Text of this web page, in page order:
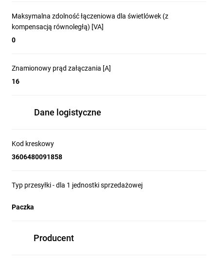
Maksymalna zdolność łączeniowa dla świetlówek (z
kompensacją równoległą) [VA]
0
Znamionowy prąd załączania [A]
16
Dane logistyczne
Kod kreskowy
3606480091858
Typ przesyłki - dla 1 jednostki sprzedażowej
Paczka
Producent